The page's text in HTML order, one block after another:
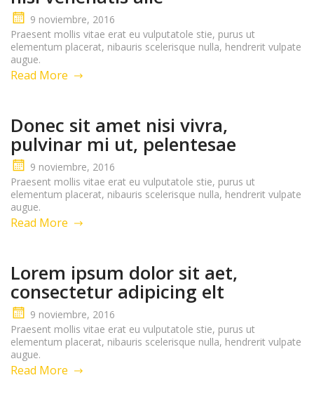
9 noviembre, 2016
Praesent mollis vitae erat eu vulputatole stie, purus ut
elementum placerat, nibauris scelerisque nulla, hendrerit vulpate
augue.
Read More
Donec sit amet nisi vivra,
pulvinar mi ut, pelentesae
9 noviembre, 2016
Praesent mollis vitae erat eu vulputatole stie, purus ut
elementum placerat, nibauris scelerisque nulla, hendrerit vulpate
augue.
Read More
Lorem ipsum dolor sit aet,
consectetur adipicing elt
9 noviembre, 2016
Praesent mollis vitae erat eu vulputatole stie, purus ut
elementum placerat, nibauris scelerisque nulla, hendrerit vulpate
augue.
Read More